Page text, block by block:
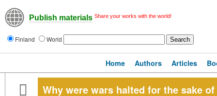
Publish materials Share your works with the world!
Finland World
Home Authors Articles
Why were wars halted for the sake